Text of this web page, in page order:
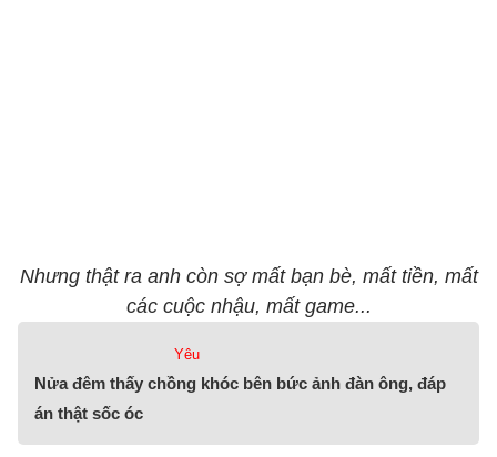
Nhưng thật ra anh còn sợ mất bạn bè, mất tiền, mất
các cuộc nhậu, mất game...
Yêu
Nửa đêm thấy chồng khóc bên bức ảnh đàn ông, đáp
án thật sốc óc